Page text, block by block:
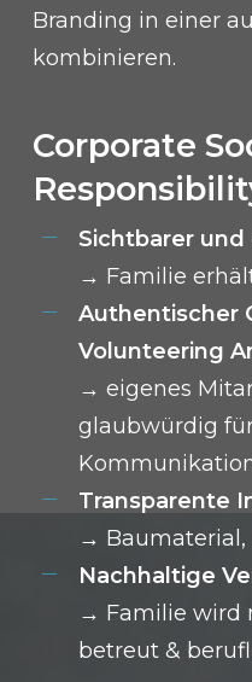
Branding in einer
kombinieren.
Corporate
Sichtbarer
→ Familie
Authentischer
Volunteering
→ eigenes
glaubwürdig
Transparente
→ Baumaterial,
Nachhaltige
→ Familie wird
betreut &